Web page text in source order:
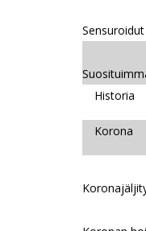
Sensuroidut
Historia
Korona